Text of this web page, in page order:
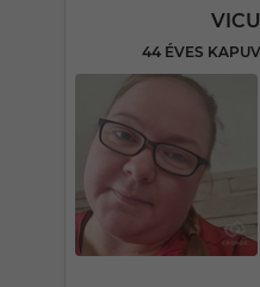
44 ÉVES